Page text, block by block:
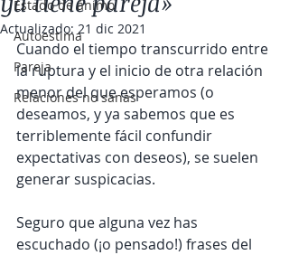
Estado de ánimo
Autoestima
Pareja
Relaciones no sanas
Actualizado: 21 dic 2021
Cuando el tiempo transcurrido entre
la ruptura y el inicio de otra relación
menor del que esperamos (o
deseamos, y ya sabemos que es
terriblemente fácil confundir
expectativas con deseos), se suelen
generar suspicacias.
Seguro que alguna vez has
escuchado (¡o pensado!) frases del